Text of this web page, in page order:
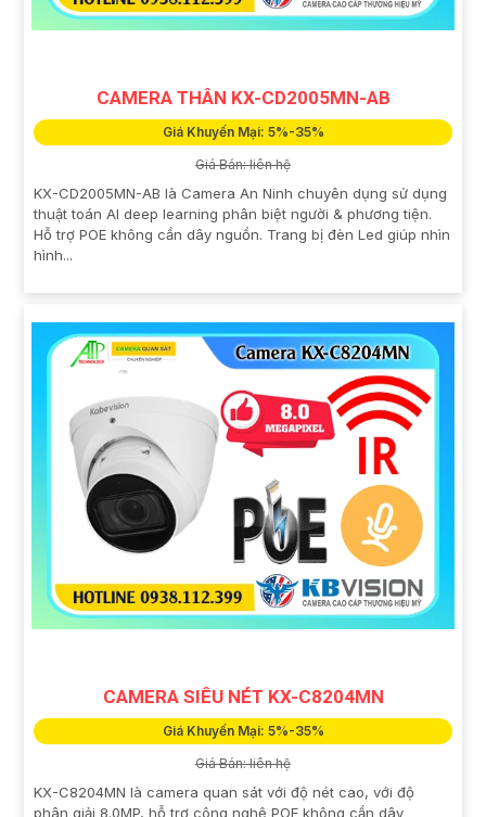
CAMERA THÂN KX-CD2005MN-AB
Giá Khuyến Mại: 5%-35%
Giá Bán: liên hệ
KX-CD2005MN-AB là Camera An Ninh chuyên dụng sử dụng
thuật toán AI deep learning phân biệt người & phương tiện.
Hỗ trợ POE không cần dây nguồn. Trang bị đèn Led giúp nhìn
hình...
CAMERA SIÊU NÉT KX-C8204MN
Giá Khuyến Mại: 5%-35%
Giá Bán: liên hệ
KX-C8204MN là camera quan sát với độ nét cao, với độ
phân giải 8.0MP, hỗ trợ công nghệ POE không cần dây